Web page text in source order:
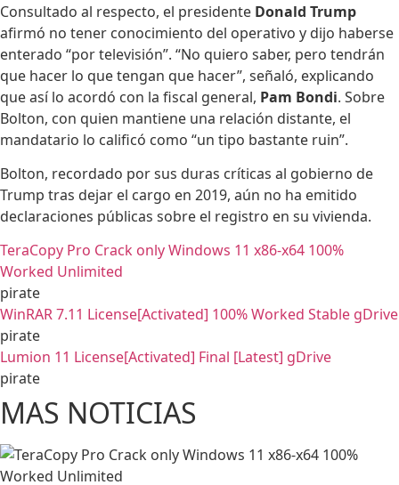
Consultado al respecto, el presidente Donald Trump
afirmó no tener conocimiento del operativo y dijo haberse
enterado “por televisión”. “No quiero saber, pero tendrán
que hacer lo que tengan que hacer”, señaló, explicando
que así lo acordó con la fiscal general, Pam Bondi. Sobre
Bolton, con quien mantiene una relación distante, el
mandatario lo calificó como “un tipo bastante ruin”.
Bolton, recordado por sus duras críticas al gobierno de
Trump tras dejar el cargo en 2019, aún no ha emitido
declaraciones públicas sobre el registro en su vivienda.
TeraCopy Pro Crack only Windows 11 x86-x64 100%
Worked Unlimited
pirate
WinRAR 7.11 License[Activated] 100% Worked Stable gDrive
pirate
Lumion 11 License[Activated] Final [Latest] gDrive
pirate
MAS NOTICIAS